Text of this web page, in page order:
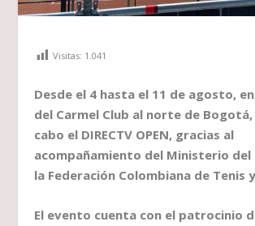
Visitas: 1.041
Desde el 4 hasta el 11 de agosto,
del Carmel Club al norte de
cabo el DIRECTV OPEN, gracias al
acompañamiento del Ministerio
la Federación Colombiana de Tenis
El evento cuenta con el patrocinio